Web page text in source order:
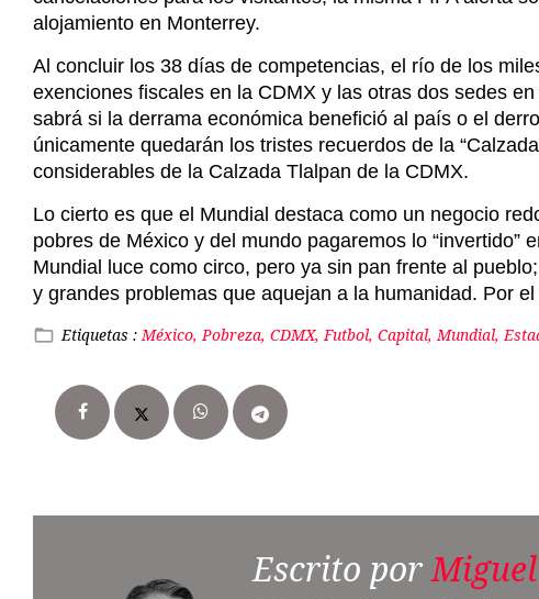
alojamiento en Monterrey.
Al concluir los 38 días de competencias, el río de los
exenciones fiscales en la CDMX y las otras dos sedes
sabrá si la derrama económica benefició al país o el
únicamente quedarán los tristes recuerdos de la
considerables de la Calzada Tlalpan de la CDMX.
Lo cierto es que el Mundial destaca como un negocio
pobres de México y del mundo pagaremos lo “invertido”
Mundial luce como circo, pero ya sin pan frente al
y grandes problemas que aquejan a la humanidad. Por
Etiquetas :México, Pobreza, CDMX, Futbol, Capital, Mundial,
Escrito por